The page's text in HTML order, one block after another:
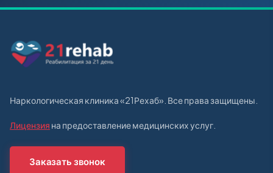
Наркологическая клиника «21Рехаб». Все права защищены.
Лицензия на предоставление медицинских услуг.
Заказать звонок